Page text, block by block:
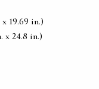
19.69 in.)
x 24.8 in.)